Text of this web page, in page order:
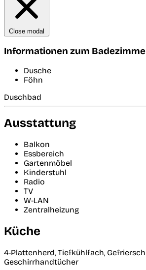
Close modal
Informationen zum
Dusche
Föhn
Duschbad
Ausstattung
Balkon
Essbereich
Gartenmöbel
Kinderstuhl
Radio
TV
W-LAN
Zentralheizung
Küche
4-Plattenherd, Tiefkühlfach,
Geschirrhandtücher